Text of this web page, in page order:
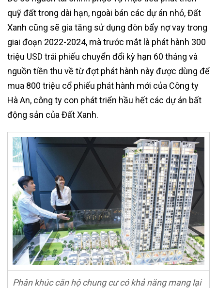
quỹ đất trong dài hạn, ngoài bán các dự án nhỏ, Đất
Xanh cũng sẽ gia tăng sử dụng đòn bẩy nợ vay trong
giai đoạn 2022-2024, mà trước mắt là phát hành 300
triệu USD trái phiếu chuyển đổi kỳ hạn 60 tháng và
nguồn tiền thu về từ đợt phát hành này được dùng để
mua 800 triệu cổ phiếu phát hành mới của Công ty
Hà An, công ty con phát triển hầu hết các dự án bất
động sản của Đất Xanh.
Phân khúc căn hộ chung cư có khả năng mang lại